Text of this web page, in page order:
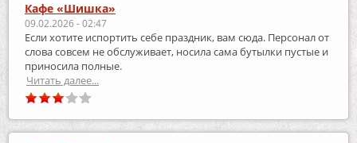
Кафе «Шишка»
09.02.2026 - 02:47
Если хотите испортить себе праздник, вам сюда. Персонал от
слова совсем не обслуживает, носила сама бутылки пустые и
приносила полные.
Читать далее...